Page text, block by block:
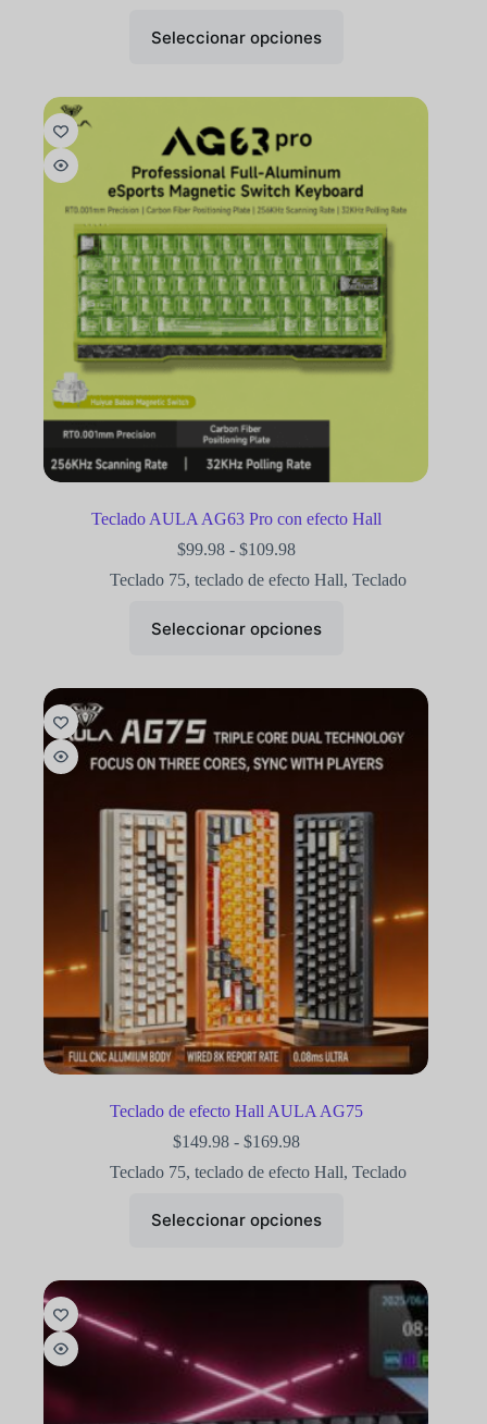
Seleccionar opciones
Teclado AULA AG63 Pro con efecto Hall
$99.98 - $109.98
Teclado 75, teclado de efecto Hall, Teclado
Seleccionar opciones
Teclado de efecto Hall AULA AG75
$149.98 - $169.98
Teclado 75, teclado de efecto Hall, Teclado
Seleccionar opciones